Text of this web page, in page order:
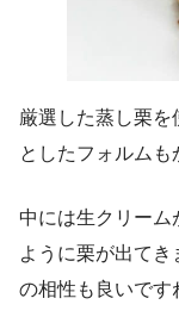
厳選した蒸し栗を
としたフォルムも
中には生クリーム
ように栗が出て
の相性も良いです